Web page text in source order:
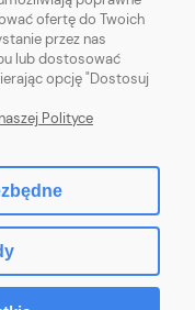
ofertę do Twoich
przez nas
lub dostosować
opcję "Dostosuj
Polityce